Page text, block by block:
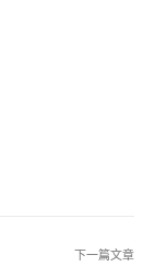
下一篇文章